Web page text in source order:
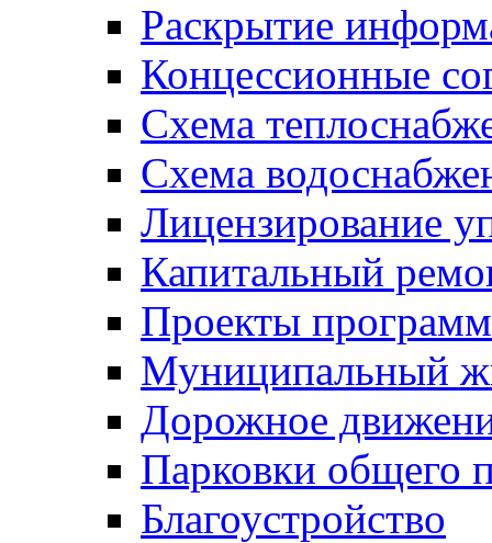
Раскрытие
Концессионные
Схема
Схема
Лицензирование
Капитальный
Проекты программ
Муниципальный
Дорожное
Парковки общего
Благоустройство